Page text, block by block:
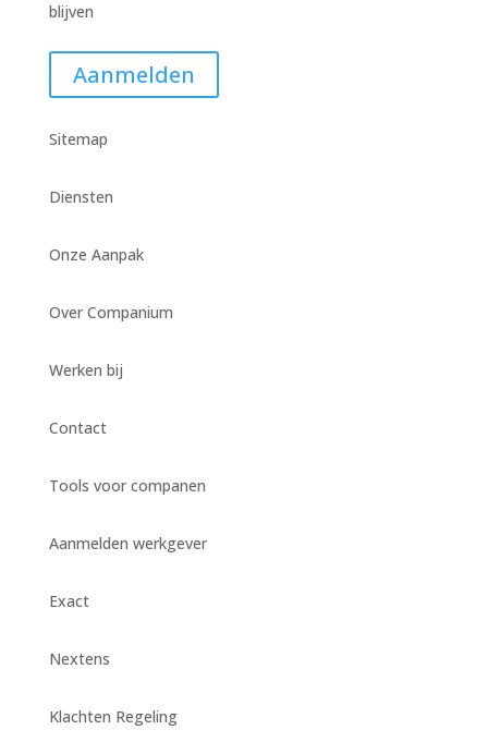
blijven
Aanmelden
Sitemap
Diensten
Onze Aanpak
Over Companium
Werken bij
Contact
Tools voor companen
Aanmelden werkgever
Exact
Nextens
Klachten Regeling